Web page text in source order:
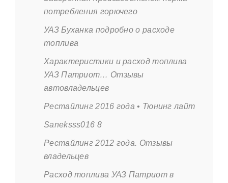
потребления горючего
УАЗ Буханка подробно о расходе
топлива
Характеристики и расход топлива
УАЗ Патриот… Отзывы
автовладельцев
Рестайлинг 2016 года • Тюнинг лайт
Saneksss016 8
Рестайлинг 2012 года. Отзывы
владельцев
Расход топлива УАЗ Патриот в